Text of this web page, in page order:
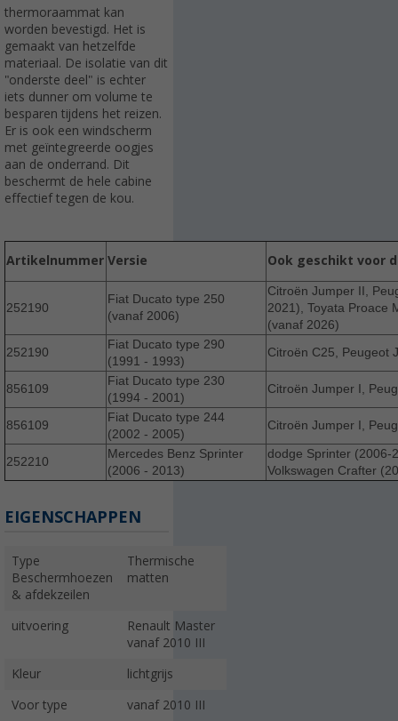
thermoraammat kan
worden bevestigd. Het is
gemaakt van hetzelfde
materiaal. De isolatie van dit
"onderste deel" is echter
iets dunner om volume te
besparen tijdens het reizen.
Er is ook een windscherm
met geïntegreerde oogjes
aan de onderrand. Dit
beschermt de hele cabine
effectief tegen de kou.
Artikelnummer Versie Ook geschikt voor
252190
Fiat Ducato type 250
(vanaf 2006)
Citroën Jumper II,
2021), Toyata Proace
(vanaf 2026)
252190
Fiat Ducato type 290
(1991 - 1993)
Citroën C25, Peugeot
856109
Fiat Ducato type 230
(1994 - 2001)
Citroën Jumper I,
856109
Fiat Ducato type 244
(2002 - 2005)
Citroën Jumper I,
252210
Mercedes Benz Sprinter
(2006 - 2013)
dodge Sprinter (2006-
Volkswagen Crafter
EIGENSCHAPPEN
Type
Beschermhoezen
& afdekzeilen
Thermische
matten
uitvoering
Renault Master
vanaf 2010 III
Kleur lichtgrijs
Voor type vanaf 2010 III